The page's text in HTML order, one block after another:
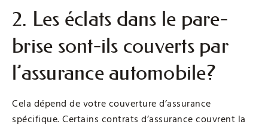
2. Les éclats dans le pare-
brise sont-ils couverts par
l’assurance automobile?
Cela dépend de votre couverture d’assurance
spécifique. Certains contrats d’assurance couvrent la